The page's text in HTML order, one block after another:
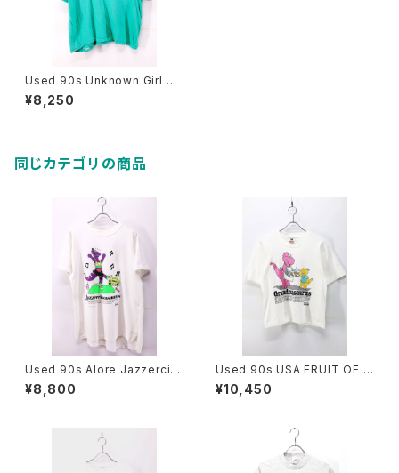
Used 90s Unknown Girl Sc
out Turquoise T-Shirt Size
L 相当 古着
¥8,250
同じカテゴリの商品
Used 90s Alore Jazzercis
easaurus Pop Art Graphic
T-Shirt Size One Size 古着
¥8,800
Used 90s USA FRUIT OF T
HE LOOM Grandmasaurus
Pop Art Graphic T-Shirt Siz
¥10,450